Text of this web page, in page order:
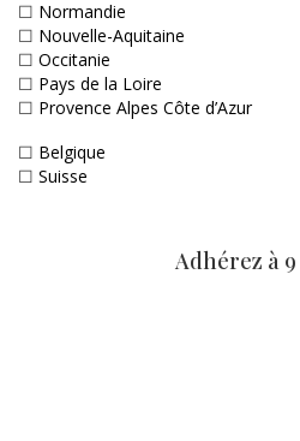
☐ Normandie
☐ Nouvelle-Aquitaine
☐ Occitanie
☐ Pays de la Loire
☐ Provence Alpes Côte d’Azur
☐ Belgique
☐ Suisse
Adhérez à 9